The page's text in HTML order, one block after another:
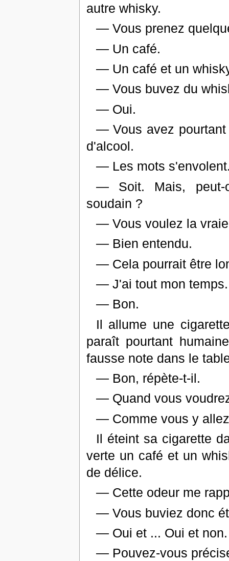
autre whisky.
— Vous prenez
— Un café.
— Un café et un
— Vous buvez du
— Oui.
— Vous avez
d'alcool.
— Les mots
— Soit. Mais, peut-
soudain ?
— Vous voulez la
— Bien entendu.
— Cela pourrait être
— J'ai tout mon temps.
— Bon.
Il allume une
paraît pourtant
fausse note dans le
— Bon, répète-t-il.
— Quand vous
— Comme vous y
Il éteint sa cigarette
verte un café et un
de délice.
— Cette odeur me
— Vous buviez donc
— Oui et ... Oui et non.
— Pouvez-vous